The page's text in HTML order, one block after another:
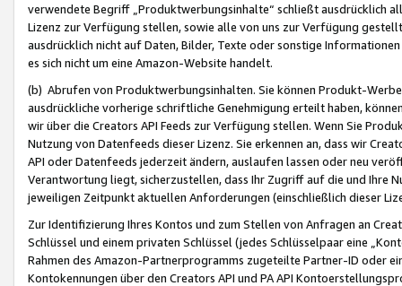
verwendete Begriff „Produktwerbungsinhalte“ schließt ausdrücklich
Lizenz zur Verfügung stellen, sowie alle von uns zur Verfügung
ausdrücklich nicht auf Daten, Bilder, Texte oder sonstige
es sich nicht um eine Amazon-Website handelt.
(b) Abrufen von Produktwerbungsinhalten. Sie können Produkt-
ausdrückliche vorherige schriftliche Genehmigung erteilt haben,
wir über die Creators API Feeds zur Verfügung stellen. Wenn Sie
Nutzung von Datenfeeds dieser Lizenz. Sie erkennen an, dass wir
API oder Datenfeeds jederzeit ändern, auslaufen lassen oder neu
Verantwortung liegt, sicherzustellen, dass Ihr Zugriff auf die und Ihre
jeweiligen Zeitpunkt aktuellen Anforderungen (einschließlich dieser
Zur Identifizierung Ihres Kontos und zum Stellen von Anfragen an
Schlüssel und einem privaten Schlüssel (jedes Schlüsselpaar eine
Rahmen des Amazon-Partnerprogramms zugeteilte Partner-ID oder
Kontokennungen über den Creators API und PA API